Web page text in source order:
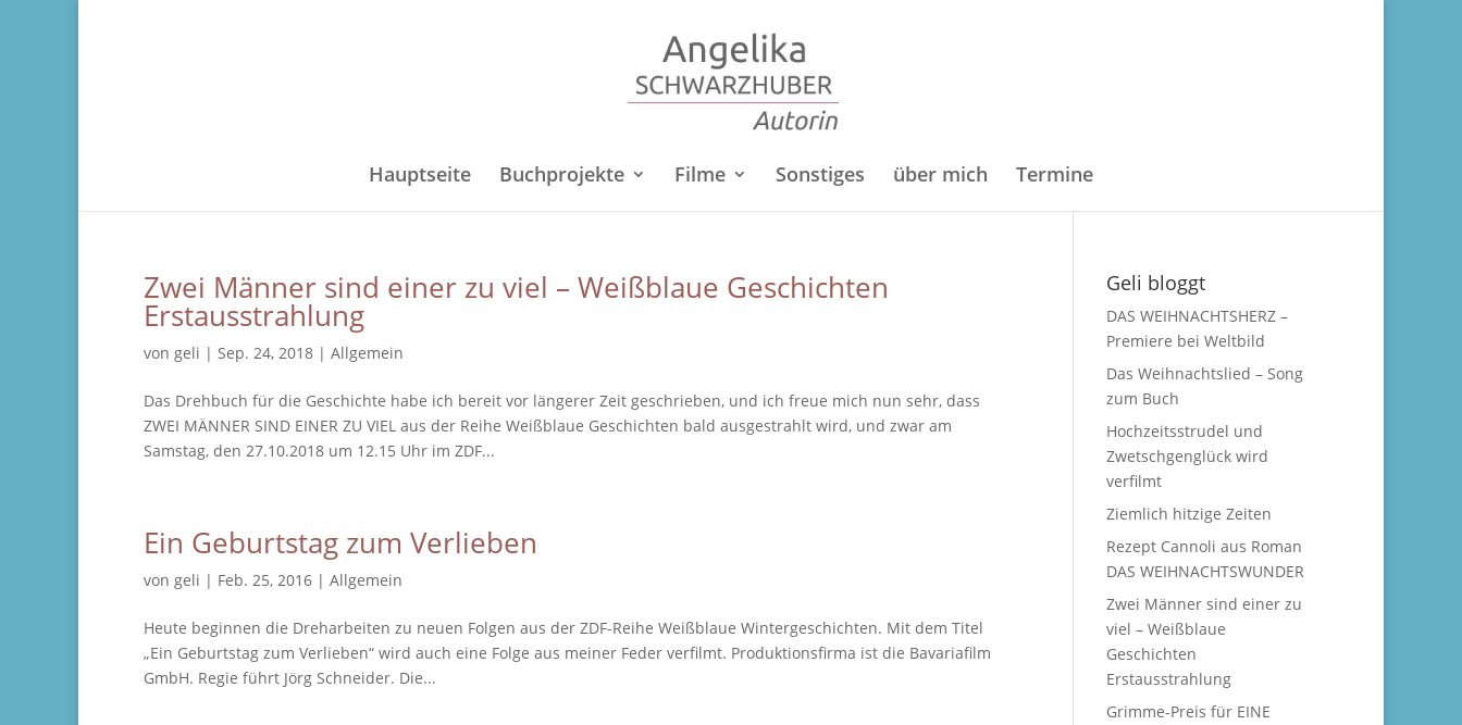
Hauptseite Buchprojekte Filme Sonstiges über mich Termine
Zwei Männer sind einer zu viel – Weißblaue Geschichten
Erstausstrahlung
von geli | Sep. 24, 2018 | Allgemein
Das Drehbuch für die Geschichte habe ich bereit vor längerer Zeit geschrieben, und ich freue mich nun sehr, dass
ZWEI MÄNNER SIND EINER ZU VIEL aus der Reihe Weißblaue Geschichten bald ausgestrahlt wird, und zwar am
Samstag, den 27.10.2018 um 12.15 Uhr im ZDF...
Ein Geburtstag zum Verlieben
von geli | Feb. 25, 2016 | Allgemein
Heute beginnen die Dreharbeiten zu neuen Folgen aus der ZDF-Reihe Weißblaue Wintergeschichten. Mit dem Titel
„Ein Geburtstag zum Verlieben“ wird auch eine Folge aus meiner Feder verfilmt. Produktionsfirma ist die Bavariafilm
GmbH. Regie führt Jörg Schneider. Die...
Geli bloggt
DAS WEIHNACHTSHERZ –
Premiere bei Weltbild
Das Weihnachtslied – Song
zum Buch
Hochzeitsstrudel und
Zwetschgenglück wird
verfilmt
Ziemlich hitzige Zeiten
Rezept Cannoli aus Roman
DAS WEIHNACHTSWUNDER
Zwei Männer sind einer zu
viel – Weißblaue
Geschichten
Erstausstrahlung
Grimme-Preis für EINE